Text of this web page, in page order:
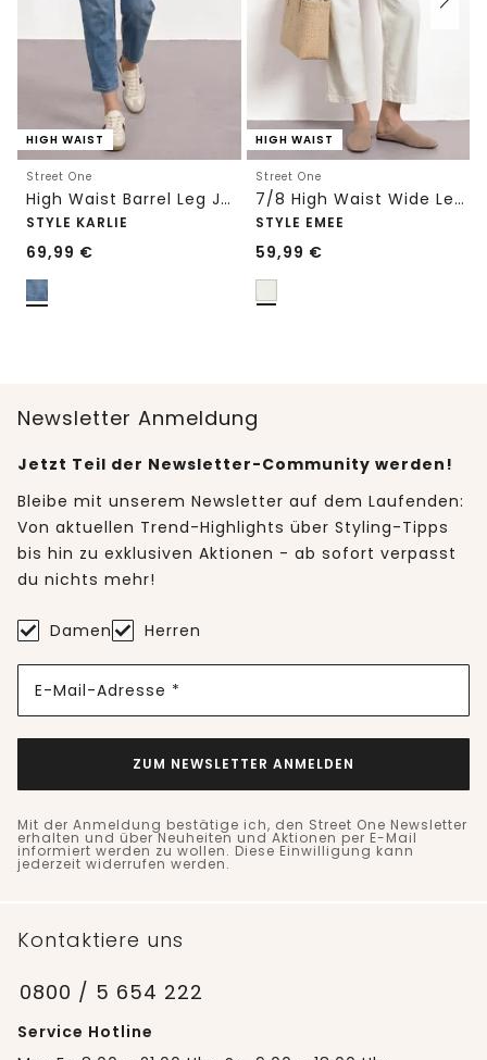
HIGH WAIST
Street One
High Waist Barrel Leg Jeans im Loose Fit
STYLE KARLIE
69,99 €
HIGH WAIST
Street One
7/8 High Waist Wide Leg Jeans im Loose Fit
STYLE EMEE
59,99 €
Newsletter Anmeldung
Jetzt Teil der Newsletter-Community werden!
Bleibe mit unserem Newsletter auf dem Laufenden:
Von aktuellen Trend-Highlights über Styling-Tipps
bis hin zu exklusiven Aktionen - ab sofort verpasst
du nichts mehr!
Damen Herren
E-Mail-Adresse *
ZUM NEWSLETTER ANMELDEN
Mit der Anmeldung bestätige ich, den Street One Newsletter
erhalten und über Neuheiten und Aktionen per E-Mail
informiert werden zu wollen. Diese Einwilligung kann
jederzeit widerrufen werden.
Kontaktiere uns
0800 / 5 654 222
Service Hotline